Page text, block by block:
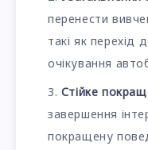
перенести
такі як перехід
очікування
Стійке
завершення
покращену